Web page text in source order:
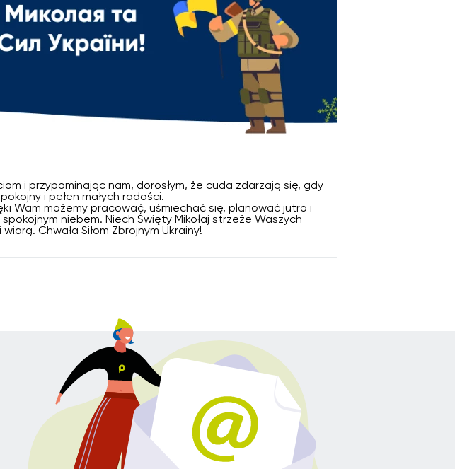
i przypominając nam, dorosłym, że cuda zdarzają się, gdy
i pełen małych radości.
Wam możemy pracować, uśmiechać się, planować jutro i
niebem. Niech Święty Mikołaj strzeże Waszych
Chwała Siłom Zbrojnym Ukrainy!